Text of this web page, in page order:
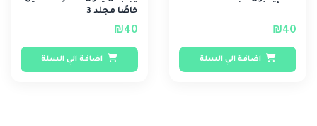
₪40
اضافة الي السلة
خاصًا مجلد 3
₪40
اضافة الي السلة